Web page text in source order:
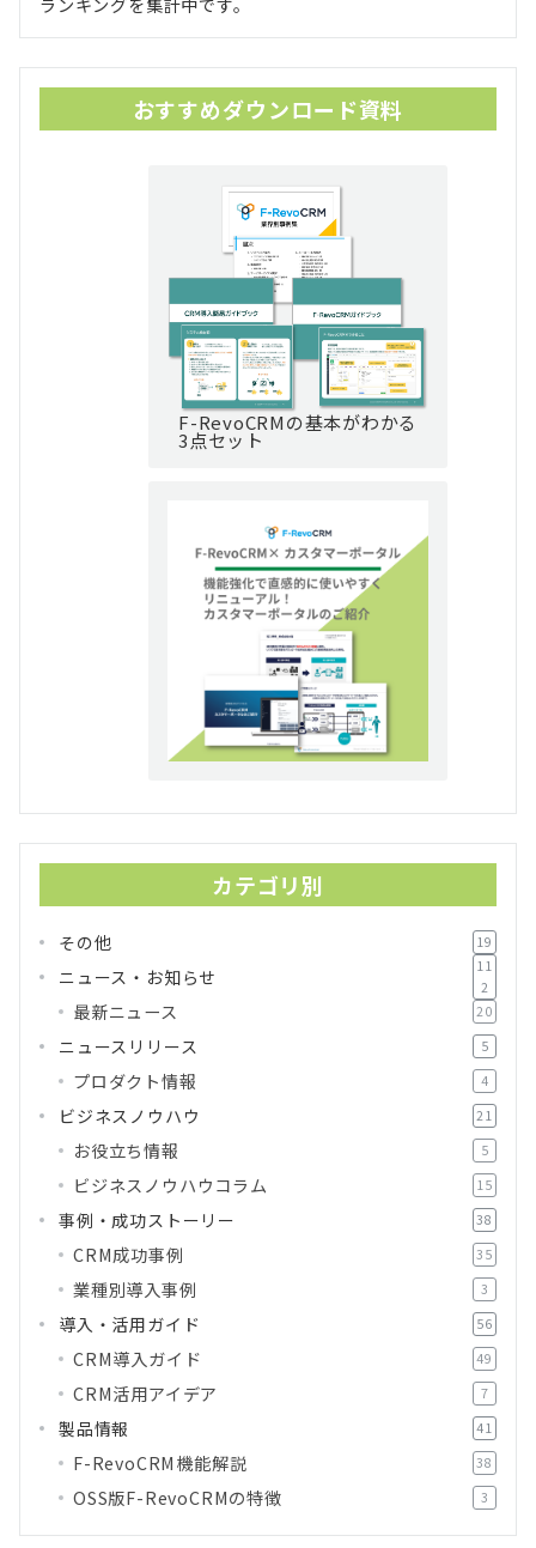
ランキングを集計中です。
おすすめダウンロード資料
F-RevoCRMの基本がわかる
3点セット
カテゴリ別
その他 19
ニュース・お知らせ
11
2
最新ニュース 20
ニュースリリース 5
プロダクト情報 4
ビジネスノウハウ 21
お役立ち情報 5
ビジネスノウハウコラム 15
事例・成功ストーリー 38
CRM成功事例 35
業種別導入事例 3
導入・活用ガイド 56
CRM導入ガイド 49
CRM活用アイデア 7
製品情報 41
F-RevoCRM機能解説 38
OSS版F-RevoCRMの特徴 3